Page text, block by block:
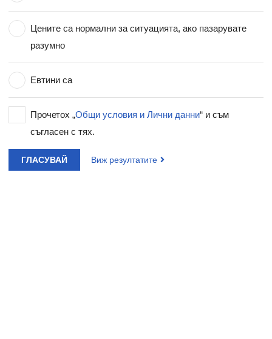
Цените са нормални за ситуацията, ако пазарувате
разумно
Евтини са
Прочетох „Общи условия и Лични данни“ и съм
съгласен с тях.
ГЛАСУВАЙ Виж резултатите